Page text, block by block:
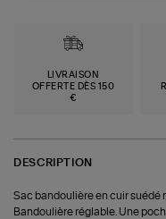
LIVRAISON
OFFERTE DÈS 150
€
DESCRIPTION
Sac bandoulière en cuir suédé
Bandoulière réglable. Une